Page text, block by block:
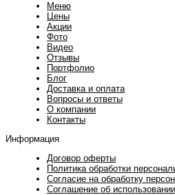
Меню
Цены
Акции
Фото
Видео
Отзывы
Портфолио
Блог
Доставка и оплата
Вопросы и ответы
О компании
Контакты
Информация
Договор оферты
Политика обработки
Согласие на обработку
Соглашение об